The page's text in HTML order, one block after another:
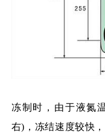
冻制时，由于液氮
右)，冻结速度较快